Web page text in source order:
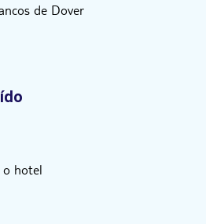
de Dover
o hotel